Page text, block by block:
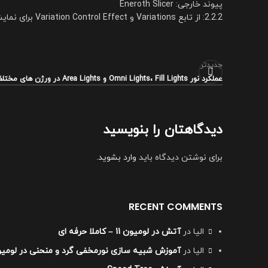
پیوند خارجی: Eneroth Slicer
2.2.2: از تابع Variations و Variation Control Effect برای نمایش نسخه بریده شده مدل به همراه نسخه اصلی استفاده کنید
جدیدتر
عملکرد نور Omni Lights، Fill Lights و Area Lights در ورژن های مختلف لومیون؟
دیدگاهتان را بنویسید
برای نوشتن دیدگاه باید وارد بشوید.
RECENT COMMENTS
الیا درآتش در لومیون 11 – کاملا حرفه ای
الیا درآموزش شبیه سازی نورمخفی گرد و منحنی در